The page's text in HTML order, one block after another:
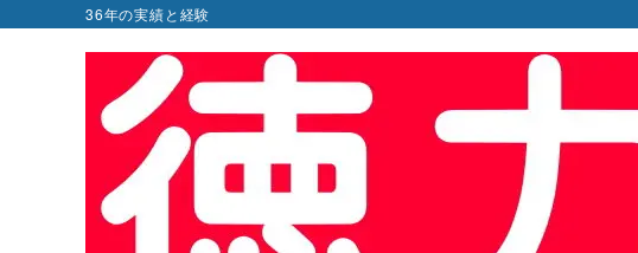
36年の実績と経験